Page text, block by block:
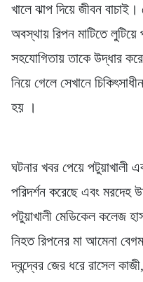
খালে ঝাপ দিয়ে জীবন
অবস্থায় রিপন মাটিতে
সহযোগিতায় তাকে উদ্ধার করে
নিয়ে গেলে সেখানে
হয় ।
ঘটনার খবর পেয়ে পটুয়াখালী
পরিদর্শন করেছে এবং মরদেহ
পটুয়াখালী মেডিকেল কলেজ
নিহত রিপনের মা আমেনা
দ্বন্দ্বের জের ধরে রাসেল